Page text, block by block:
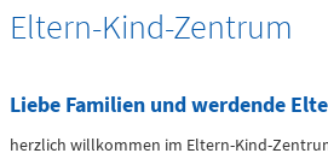
Psychiatrische
Dresdner Straße 178
Eltern-Kind-Zentrum
Liebe Familien und werdende
herzlich willkommen im Eltern-Kind-